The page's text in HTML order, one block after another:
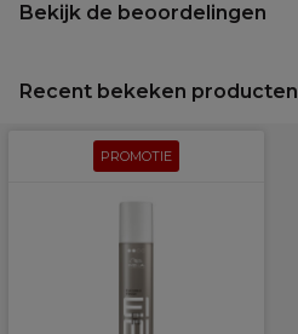
Bekijk de beoordelingen
Recent bekeken producten
PROMOTIE